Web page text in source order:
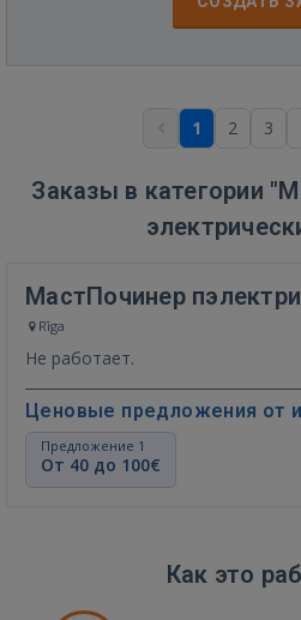
1 2 3
Заказы в категории
МастПочинер
Rīga
Не работает.
Ценовые предложения от
Предложение 1
От 40 до 100€
Как это